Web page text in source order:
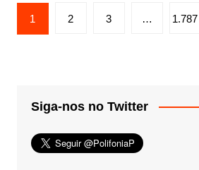
Paginação
de
1 2 3 … 1.787
Siga-nos no Twitter